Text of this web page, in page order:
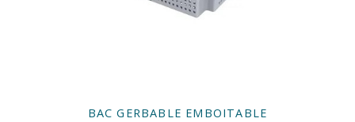
BAC GERBABLE EMBOITABLE